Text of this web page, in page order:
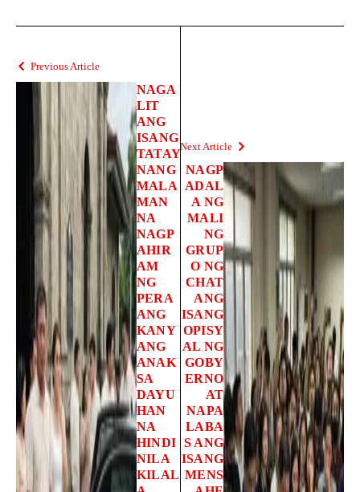
Previous Article
NAGA
LIT
ANG
ISANG
TATAY
NANG
MALA
MAN
NA
NAGP
AHIR
AM
NG
PERA
ANG
KANY
ANG
ANAK
SA
DAYU
HAN
NA
HINDI
NILA
KILAL
Next Article
NAGP
ADAL
A NG
MALI
NG
GRUP
O NG
CHAT
ANG
ISANG
OPISY
AL NG
GOBY
ERNO
AT
NAPA
LABA
S ANG
ISANG
MENS